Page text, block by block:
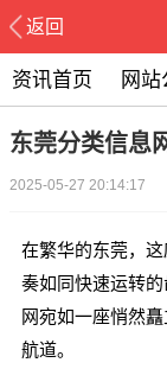
返回
资讯首页 网站
东莞分类信息
2025-05-27 20:14:17
在繁华的东莞，
奏如同快速运转
网宛如一座悄然
航道。